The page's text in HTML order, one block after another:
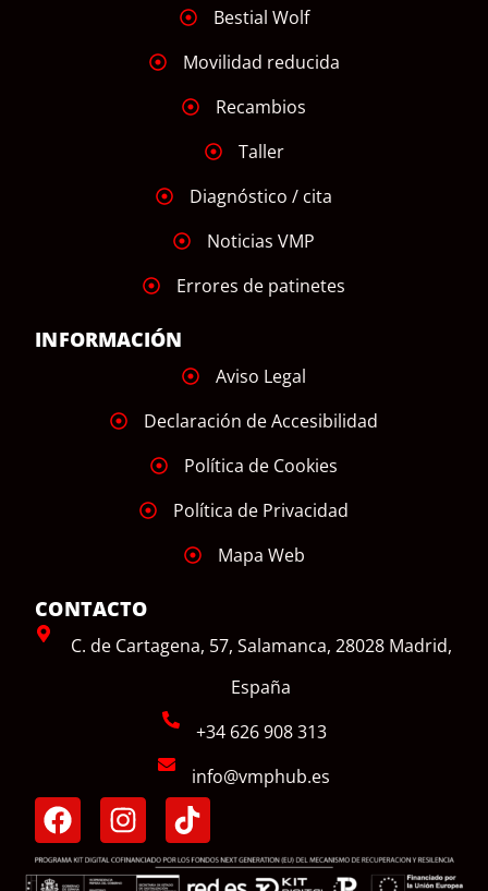
Bestial Wolf
Movilidad reducida
Recambios
Taller
Diagnóstico / cita
Noticias VMP
Errores de patinetes
INFORMACIÓN
Aviso Legal
Declaración de Accesibilidad
Política de Cookies
Política de Privacidad
Mapa Web
CONTACTO
C. de Cartagena, 57, Salamanca, 28028 Madrid,
España
+34 626 908 313
info@vmphub.es